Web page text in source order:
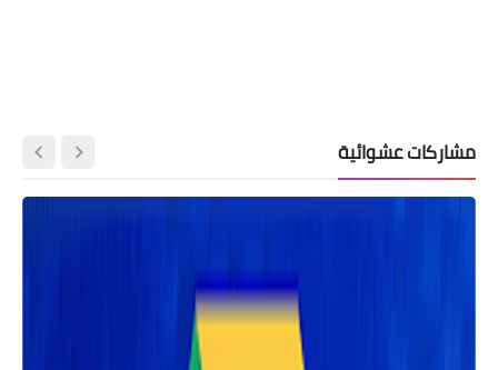
مشاركات عشوائية